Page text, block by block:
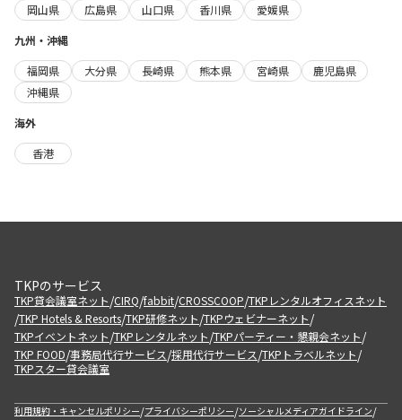
岡山県
広島県 山口県 香川県
愛媛県
九州・沖縄
福岡県
大分県 長崎県 熊本県 宮崎県
鹿児島県
沖縄県
海外
香港
TKPのサービス
TKP貸会議室ネット/CIRQ/fabbit/CROSSCOOP/TKPレンタルオフィスネット
/TKP Hotels & Resorts/TKP研修ネット/TKPウェビナーネット/
TKPイベントネット/TKPレンタルネット/TKPパーティー・懇親会ネット/
TKP FOOD/事務局代行サービス/採用代行サービス/TKPトラベルネット/
TKPスター貸会議室
利用規約・キャンセルポリシー/プライバシーポリシー/ソーシャルメディアガイドライン/